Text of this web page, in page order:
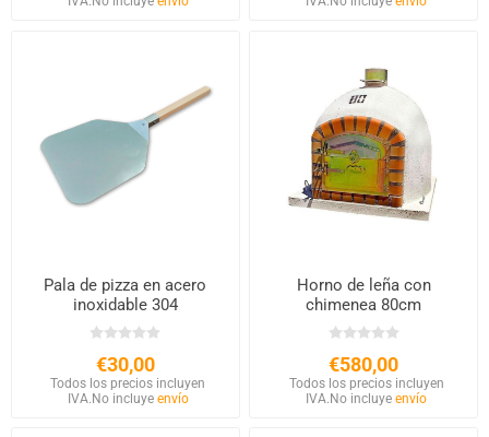
Pala de pizza en acero
inoxidable 304
€30,00
Todos los precios incluyen
IVA.No incluye envío
Horno de leña con
chimenea 80cm
€580,00
Todos los precios incluyen
IVA.No incluyeenvío